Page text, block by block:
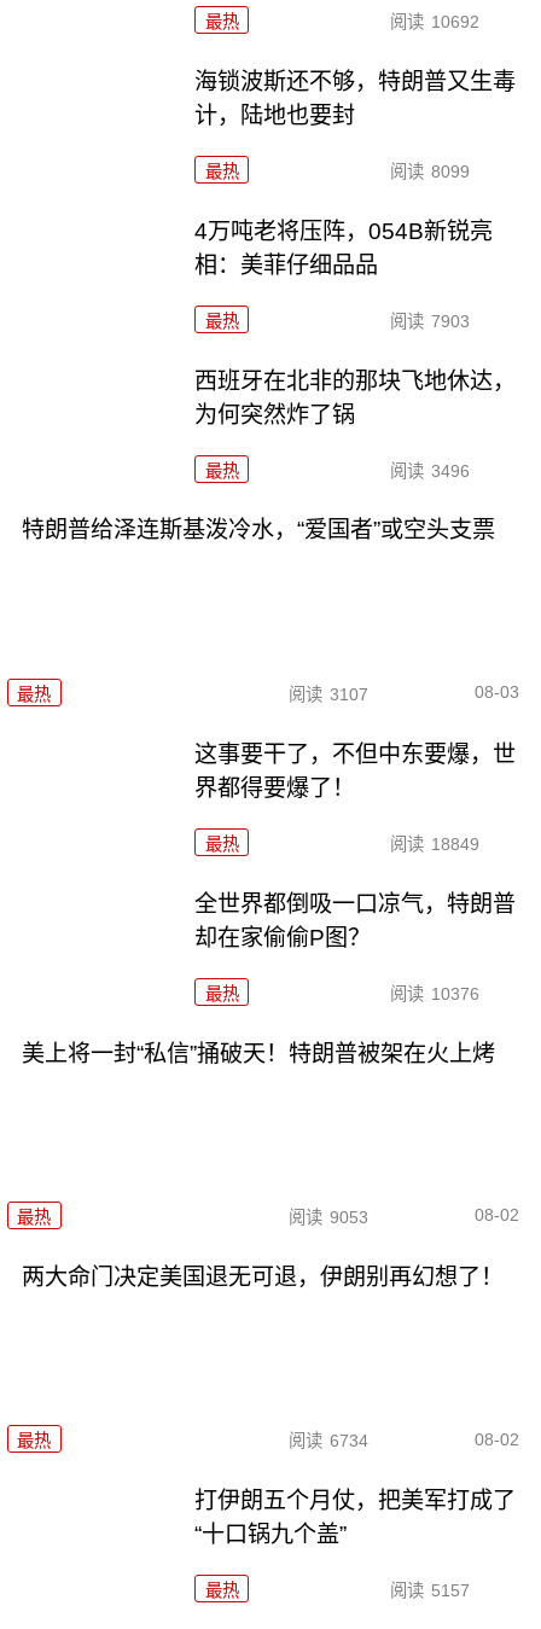
最热 阅读 10692
海锁波斯还不够，特朗普又生毒
计，陆地也要封
最热 阅读 8099
4万吨老将压阵，054B新锐亮
相：美菲仔细品品
最热 阅读 7903
西班牙在北非的那块飞地休达，
为何突然炸了锅
最热 阅读 3496
特朗普给泽连斯基泼冷水，“爱国者”或空头支票
最热 阅读 3107 08-03
这事要干了，不但中东要爆，世
界都得要爆了！
最热 阅读 18849
全世界都倒吸一口凉气，特朗普
却在家偷偷P图？
最热 阅读 10376
美上将一封“私信”捅破天！特朗普被架在火上烤
最热 阅读 9053 08-02
两大命门决定美国退无可退，伊朗别再幻想了！
最热 阅读 6734 08-02
打伊朗五个月仗，把美军打成了
“十口锅九个盖”
最热 阅读 5157